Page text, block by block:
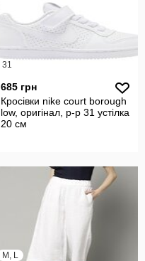
31
685 грн
Кросівки nike court borough
low, оригінал, р-р 31 устілка
20 см
M, L